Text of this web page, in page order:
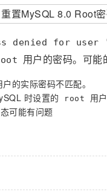
denied for
用户的密码。可能
户的实际密码不匹配。
时设置的 root
用
可能有问题